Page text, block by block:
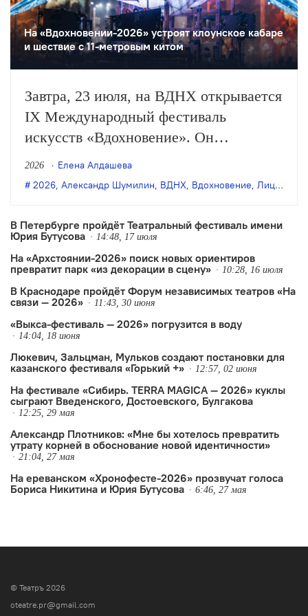
На «Вдохновении-2026» устроят клоунское кабаре
и шествие с 11-метровым китом
Завтра, 23 июля, на ВДНХ открывается
IX Международный фестиваль
искусств «Вдохновение». Он
продлится до 26 июля и объединит
спектакли разных форматов — от
до многочасового перформанса по
русской классике, концерты и другие
события.
2026
Елена Алдашева
2026, Александр Шумилин, ВДНХ, Вдохновение, Лицедеи
В Петербурге пройдёт Театральный фестиваль имени
Юрия Бутусова
14:48, 17 июля
На «Архстоянии-2026» поиск новых ориентиров
превратит парк «из декорации в сцену»
10:28, 16 июля
В Краснодаре пройдёт Форум независимых театров «На
связи — 2026»
11:43, 30 июня
«Выкса-фестиваль — 2026» погрузится в воду
14:04, 18 июня
Люкевич, Зальцман, Мульков создают постановки для
казанского фестиваля «Горький +»
12:57, 02 июня
На фестивале «Сибирь. TERRA MAGICA — 2026» куклы
сыграют Введенского, Достоевского, Булгакова
12:25, 29 мая
Александр Плотников: «Мне бы хотелось превратить
утрату корней в обоснование новой идентичности»
21:04, 27 мая
На ереванском «Хронофесте-2026» прозвучат голоса
Бориса Никитина и Юрия Бутусова
6:46, 27 мая
© Театръ 2026
oteatre.pr@gmail.com